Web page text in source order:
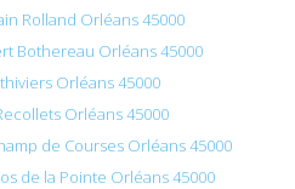
Rolland Orléans 45000
Bothereau Orléans 45000
Orléans 45000
Orléans 45000
de Courses Orléans 45000
de la Pointe Orléans 45000